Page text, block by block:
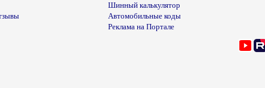
Шинный калькулятор
Автомобильные коды
Реклама на Портале